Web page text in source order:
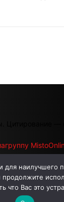
— с
АВТОРЫ
для наилучшего
что Вас это